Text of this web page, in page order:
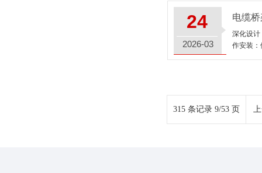
24
2026-03
电缆
深化设
作安装：
315 条记录 9/53 页